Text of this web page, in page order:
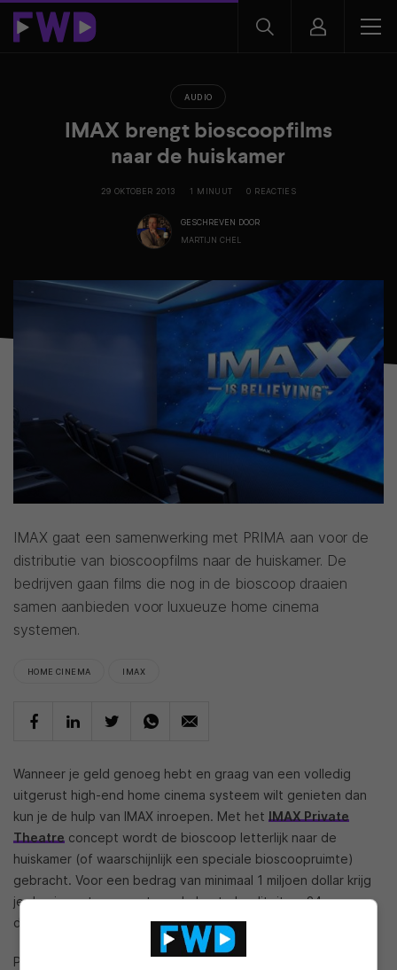
AUDIO
IMAX brengt bioscoopfilms
naar de huiskamer
29 OKTOBER 2013 1 MINUUT 0 REACTIES
GESCHREVEN DOOR
MARTIJN CHEL
IMAX gaat een samenwerking met PRIMA aan voor de
distributie van bioscoopfilms naar de huiskamer. De
bedrijven gaan films die nog in de bioscoop draaien
samen aanbieden voor luxueuze home cinema
systemen.
HOME CINEMA IMAX
Wanneer je geld genoeg hebt en graag van een volledig
uitgerust high-end home cinema systeem wilt genieten dan
kun je de hulp van IMAX inroepen. Met het IMAX Private
Theatre concept wordt de bioscoop letterlijk naar de
huiskamer (of waarschijnlijk een speciale bioscoopruimte)
gebracht. Voor een bedrag van minimaal 1 miljoen dollar krijg
je de nieuwste apparatuur, de beste kwaliteit en 24 uur per
dag ondersteuning.
PRIMA is een bedrijf dat al een tijdje films die in de bioscoop